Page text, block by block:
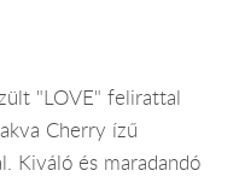
"LOVE" felirattal
Cherry ízű
Kiváló és maradandó